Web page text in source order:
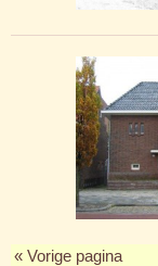
« Vorige pagina